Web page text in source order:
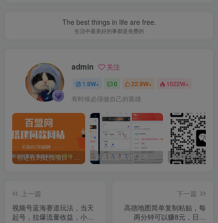
The best things in life are free.
生活中最美好的事都是免费的
admin 关注
1.9W+ 0 22.9W+ 1022W+
有时候必须做自己的英雄
你还在到处找项目？还在当韭菜？我靠卖项目一个月收入5万+，曾经我也是个失败者。 开通百盟网VIP会员，尊享全站资源免费下载，享70%的推广提成！！【限时五折优惠】
上一篇
视频号蓝海赛道玩法，当天
起号，拉爆流量收益，小白
下一篇
高德地图简单复制粘贴，每
两分钟可以赚8元，日入